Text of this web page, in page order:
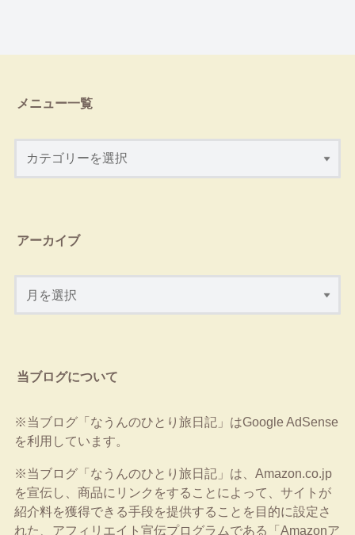
メニュー一覧
アーカイブ
当ブログについて
※当ブログ「なうんのひとり旅日記」はGoogle AdSense
を利用しています。
※当ブログ「なうんのひとり旅日記」は、Amazon.co.jp
を宣伝し、商品にリンクをすることによって、サイトが
紹介料を獲得できる手段を提供することを目的に設定さ
れた、アフィリエイト宣伝プログラムである「Amazonア